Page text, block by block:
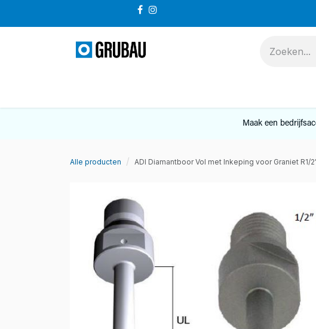
Maak een
Alle producten ADI Diamantboor Vol met Inkeping voor Graniet R1/